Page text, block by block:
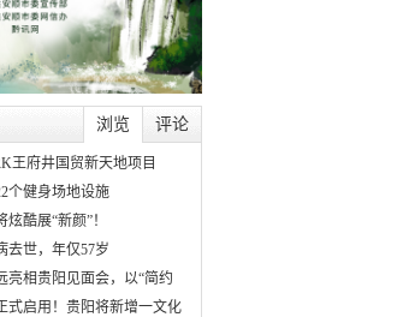
浏览 评论
王府井国贸新天地项目
个健身场地设施
酷展“新颜”！
去世，年仅57岁
亮相贵阳见面会，以“简约
式启用！贵阳将新增一文化